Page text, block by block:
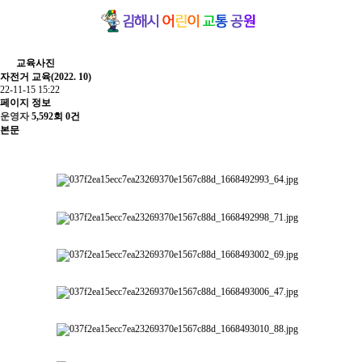
교육사진
자전거 교육(2022. 10)
22-11-15 15:22
페이지 정보
운영자 5,592회 0건
본문